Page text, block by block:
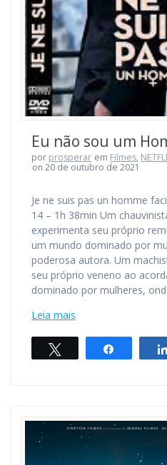
Eu não sou um
por prosperar em Filmes,
on 20 de outubro de 2021
Je ne suis pas un homme
14 – 1h 38min Um
experimenta seu próprio
um mundo dominado por
poderosa autora. Um
seu próprio veneno ao
dominado por mulheres,
Leia mais